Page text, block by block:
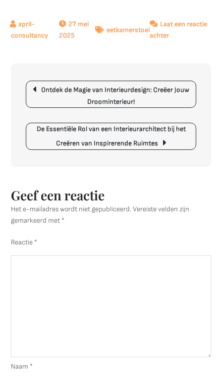
27 mei
2025
eetkamerstoel
Laat een reactie
achterop
Eetkamerstoel
voor
Berichtnavigatie
Ontdek de Magie van Interieurdesign: Creëer Jouw
Droominterieur!
De Essentiële Rol van een Interieurarchitect bij het
Creëren van Inspirerende Ruimtes
Geef een reactie
Het e-mailadres wordt niet gepubliceerd. Vereiste velden zijn
gemarkeerd met *
Reactie *
Naam *